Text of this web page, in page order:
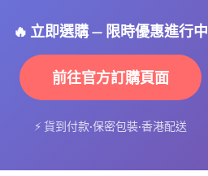
🔥 立即選購 — 限時優惠進行中
前往官方訂購頁面
⚡ 貨到付款·保密包裝·香港配送